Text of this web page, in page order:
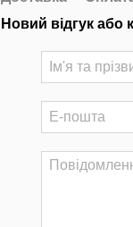
Новий відгук або